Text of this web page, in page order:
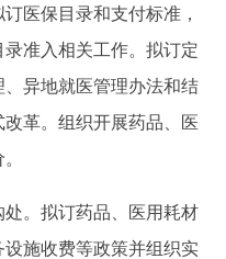
医保目录和支付标准，
准入相关工作。拟订定
异地就医管理办法和结
革。组织开展药品、医
。拟订药品、医用耗材
施收费等政策并组织实